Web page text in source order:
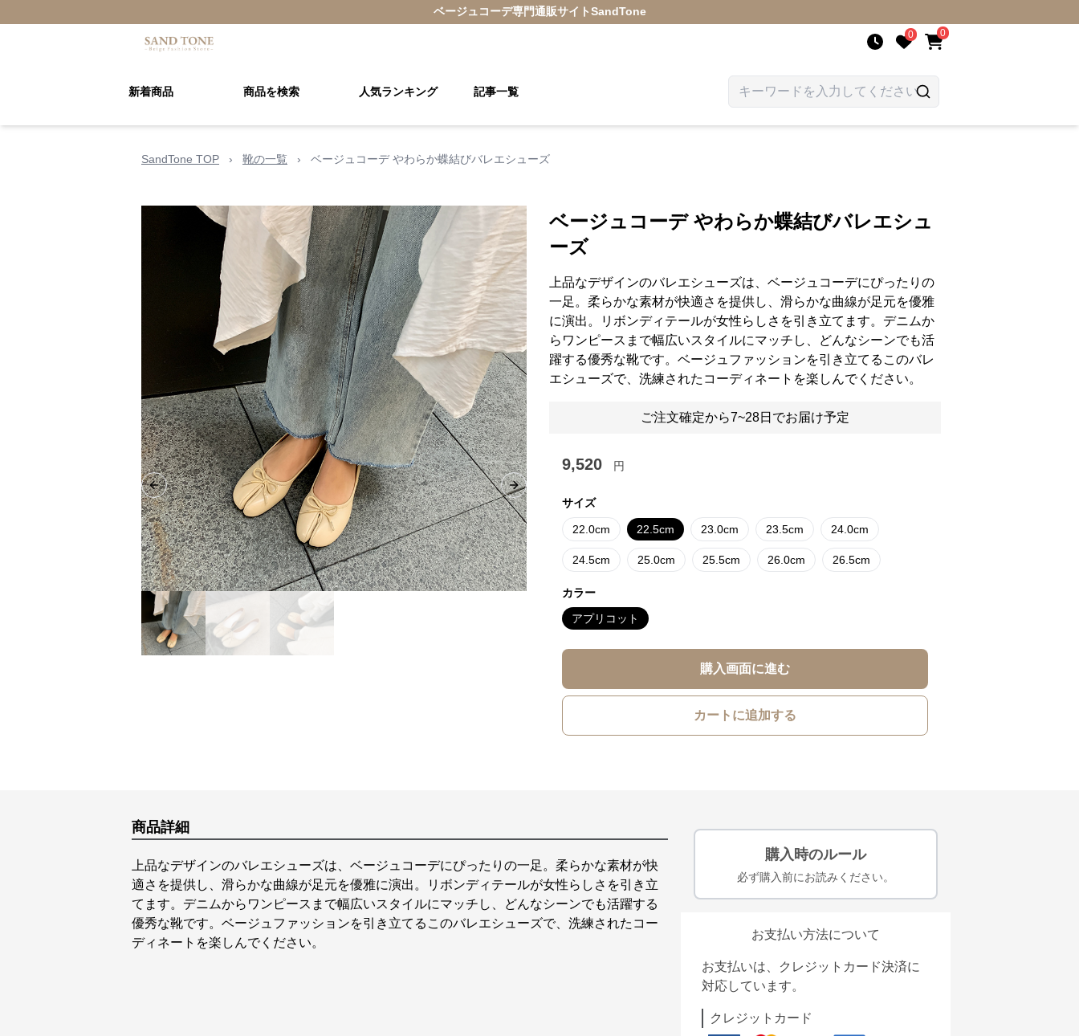
ベージュコーデ専門通販サイトSandTone
0 0
新着商品 商品を検索 人気ランキング 記事一覧
SandTone TOP › 靴の一覧 › ベージュコーデ やわらか蝶結びバレエシューズ
Previous slide Next slide
ベージュコーデ やわらか蝶結びバレエシュ
ーズ
上品なデザインのバレエシューズは、ベージュコーデにぴったりの
一足。柔らかな素材が快適さを提供し、滑らかな曲線が足元を優雅
に演出。リボンディテールが女性らしさを引き立てます。デニムか
らワンピースまで幅広いスタイルにマッチし、どんなシーンでも活
躍する優秀な靴です。ベージュファッションを引き立てるこのバレ
エシューズで、洗練されたコーディネートを楽しんでください。
ご注文確定から7~28日でお届け予定
9,520 円
サイズ
22.0cm 22.5cm 23.0cm 23.5cm 24.0cm
24.5cm 25.0cm 25.5cm 26.0cm 26.5cm
カラー
アプリコット
購入画面に進む
カートに追加する
商品詳細
上品なデザインのバレエシューズは、ベージュコーデにぴったりの一足。柔らかな素材が快
適さを提供し、滑らかな曲線が足元を優雅に演出。リボンディテールが女性らしさを引き立
てます。デニムからワンピースまで幅広いスタイルにマッチし、どんなシーンでも活躍する
優秀な靴です。ベージュファッションを引き立てるこのバレエシューズで、洗練されたコー
ディネートを楽しんでください。
購入時のルール
必ず購入前にお読みください。
お支払い方法について
お支払いは、クレジットカード決済に
対応しています。
クレジットカード